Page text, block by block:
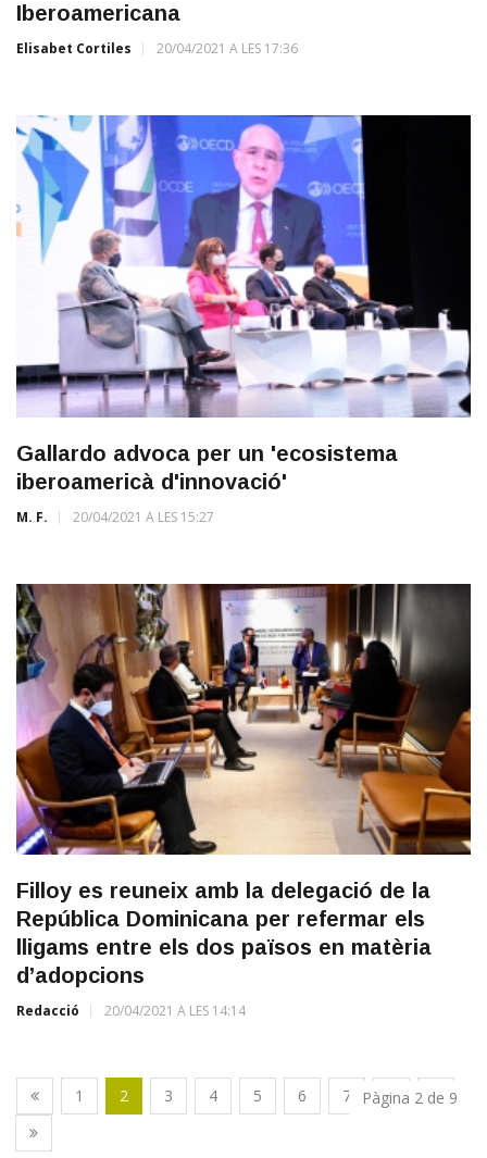
Iberoamericana
Elisabet Cortiles 20/04/2021 A LES 17:36
Gallardo advoca per un 'ecosistema
iberoamericà d'innovació'
M. F. 20/04/2021 A LES 15:27
Filloy es reuneix amb la delegació de la
República Dominicana per refermar els
lligams entre els dos països en matèria
d’adopcions
Redacció 20/04/2021 A LES 14:14
1 2 3 4 5 6 7 8 9
Pàgina 2 de 9